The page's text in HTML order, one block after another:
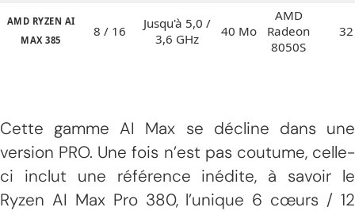
AMD RYZEN AI
MAX 385
8 / 16
Jusqu'à 5,0 /
3,6 GHz
40 Mo
AMD
Radeon
8050S
32
Cette gamme AI Max se décline dans une
version PRO. Une fois n’est pas coutume, celle-
ci inclut une référence inédite, à savoir le
Ryzen AI Max Pro 380, l’unique 6 cœurs / 12